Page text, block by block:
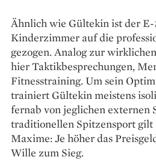
Ähnlich wie Gültekin ist der
Kinderzimmer auf die
gezogen. Analog zur
hier Taktik­besprechungen,
Fitnesstraining. Um sein
trainiert Gültekin meistens
fernab von jeglichen externen
traditionellen Spitzensport gilt
Maxime: Je höher das
Wille zum Sieg.